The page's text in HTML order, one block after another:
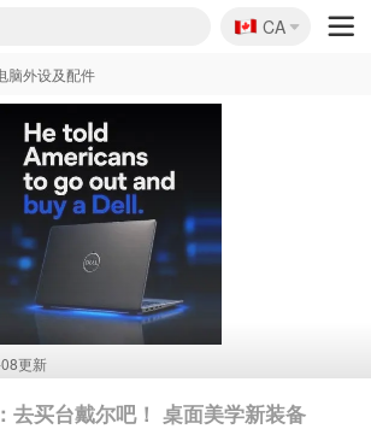
🇨🇦
CA
脑外设及配件
更新
去买台戴尔吧！ 桌面美学新装备